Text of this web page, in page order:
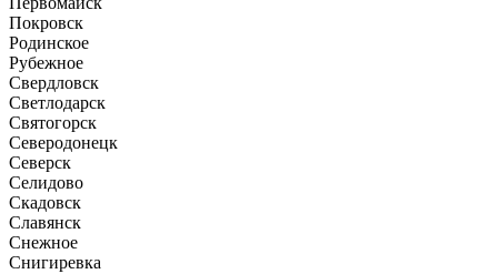
Покровск
Родинское
Рубежное
Свердловск
Светлодарск
Святогорск
Северодонецк
Северск
Селидово
Скадовск
Славянск
Снежное
Снигиревка